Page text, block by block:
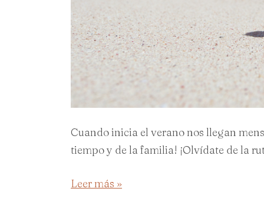
Cuando inicia el verano nos llegan
tiempo y de la familia! ¡Olvídate de la
Leer más »